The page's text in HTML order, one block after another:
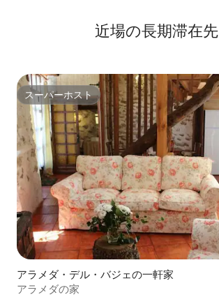
近場の長期滞在先
スーパーホスト
スーパーホスト
アラメダ・デル・バジェの一軒家
アラメダの家